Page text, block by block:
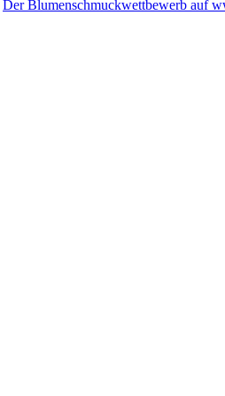
Der Blumenschmuckwettbewerb auf